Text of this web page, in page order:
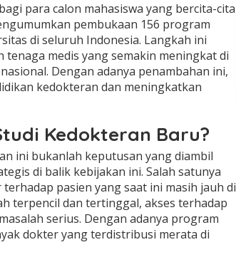
para calon mahasiswa yang bercita-cita
pembukaan 156 program
di seluruh Indonesia. Langkah ini
medis yang semakin meningkat di
Dengan adanya penambahan ini,
kedokteran dan meningkatkan
Kedokteran Baru?
ini bukanlah keputusan yang diambil
di balik kebijakan ini. Salah satunya
pasien yang saat ini masih jauh di
terpencil dan tertinggal, akses terhadap
serius. Dengan adanya program
dokter yang terdistribusi merata di